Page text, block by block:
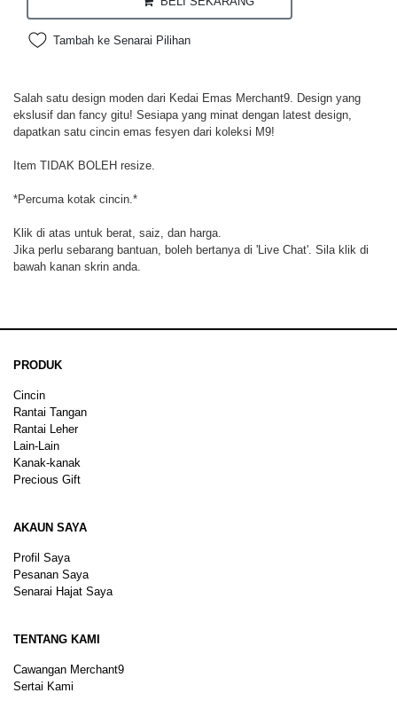
Tambah ke Senarai Pilihan
Salah satu design moden dari Kedai Emas Merchant9. Design yang
ekslusif dan fancy gitu! Sesiapa yang minat dengan latest design,
dapatkan satu cincin emas fesyen dari koleksi M9!
Item TIDAK BOLEH resize.
*Percuma kotak cincin.*
Klik di atas untuk berat, saiz, dan harga.
Jika perlu sebarang bantuan, boleh bertanya di 'Live Chat'. Sila klik di
bawah kanan skrin anda.
PRODUK
Cincin
Rantai Tangan
Rantai Leher
Lain-Lain
Kanak-kanak
Precious Gift
AKAUN SAYA
Profil Saya
Pesanan Saya
Senarai Hajat Saya
TENTANG KAMI
Cawangan Merchant9
Sertai Kami